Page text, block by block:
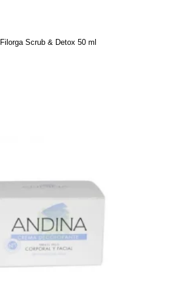
Filorga Scrub & Detox 50 ml